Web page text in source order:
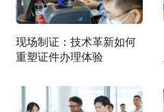
现场制证：技术革新如何
重塑证件办理体验